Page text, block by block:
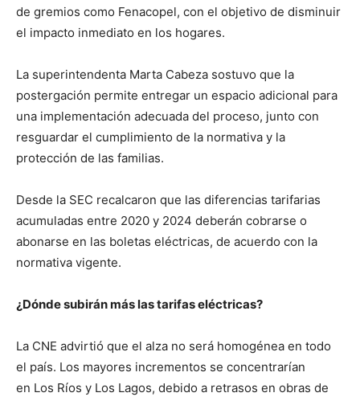
de gremios como Fenacopel, con el objetivo de disminuir
el impacto inmediato en los hogares.
La superintendenta Marta Cabeza sostuvo que la
postergación permite entregar un espacio adicional para
una implementación adecuada del proceso, junto con
resguardar el cumplimiento de la normativa y la
protección de las familias.
Desde la SEC recalcaron que las diferencias tarifarias
acumuladas entre 2020 y 2024 deberán cobrarse o
abonarse en las boletas eléctricas, de acuerdo con la
normativa vigente.
¿Dónde subirán más las tarifas eléctricas?
La CNE advirtió que el alza no será homogénea en todo
el país. Los mayores incrementos se concentrarían
en Los Ríos y Los Lagos, debido a retrasos en obras de